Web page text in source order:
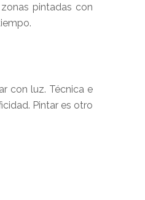
pintadas con
con luz. Técnica e
Pintar es otro